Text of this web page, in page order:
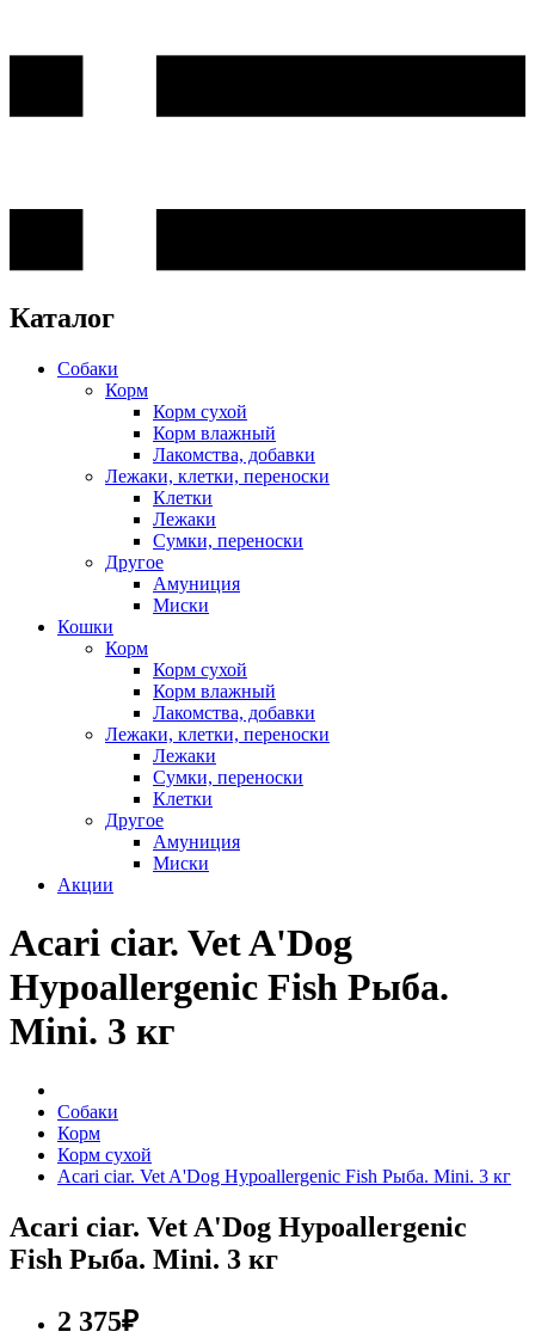
Каталог
Собаки
Корм
Корм сухой
Корм влажный
Лакомства, добавки
Лежаки, клетки, переноски
Клетки
Лежаки
Сумки, переноски
Другое
Амуниция
Миски
Кошки
Корм
Корм сухой
Корм влажный
Лакомства, добавки
Лежаки, клетки, переноски
Лежаки
Сумки, переноски
Клетки
Другое
Амуниция
Миски
Акции
Acari ciar. Vet A'Dog
Hypoallergenic Fish Рыба.
Mini. 3 кг
Собаки
Корм
Корм сухой
Acari ciar. Vet A'Dog Hypoallergenic Fish Рыба. Mini. 3 кг
Acari ciar. Vet A'Dog Hypoallergenic
Fish Рыба. Mini. 3 кг
2 375₽